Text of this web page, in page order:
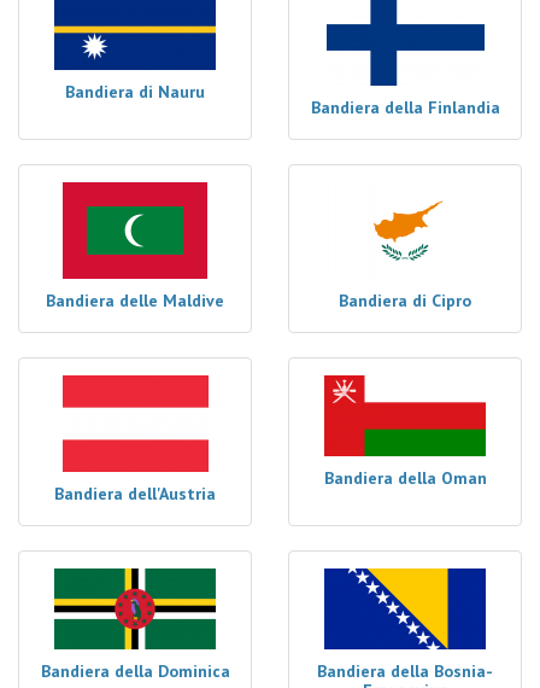
Bandiera di Nauru
Bandiera della Finlandia
Bandiera delle Maldive Bandiera di Cipro
Bandiera dell'Austria
Bandiera della Oman
Bandiera della Dominica
Bandiera della Bosnia-